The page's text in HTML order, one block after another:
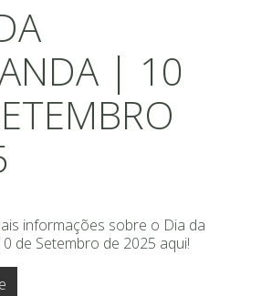
| 10
informações sobre o Dia da
de Setembro de 2025 aqui!